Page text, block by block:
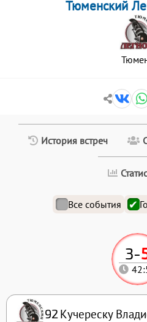
Тюменский
История встреч
Все события
3-
92 Кучереску